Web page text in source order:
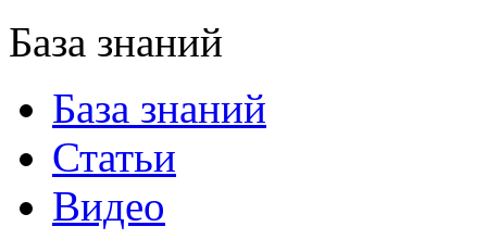
База знаний
База знаний
Статьи
Видео